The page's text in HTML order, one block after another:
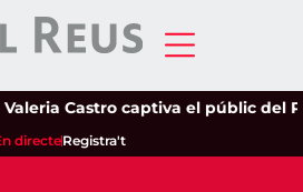
Castro captiva el públic del Parc
directeRegistra't